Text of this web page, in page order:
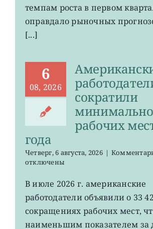
темпам роста в первом
оправдало рыночных
[...]
6
08, 2026
сократили
рабочих
года
Четверг, 6 августа, 2026 |
отключены
В июле 2026 г. американские
работодатели объявили о 33
сокращениях рабочих мест,
наименьшим показателем за